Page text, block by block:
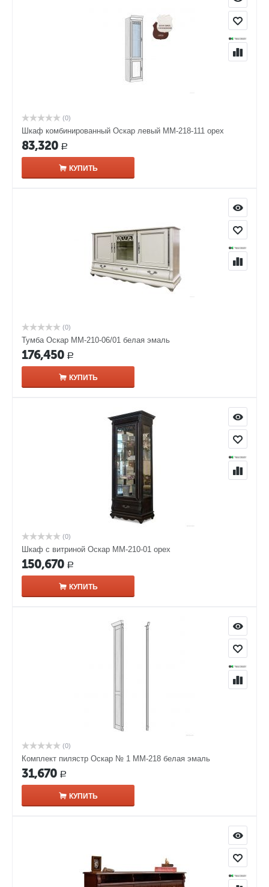
(0)
Шкаф комбинированный Оскар левый ММ-218-111 орех
83,320 Р
КУПИТЬ
(0)
Тумба Оскар ММ-210-06/01 белая эмаль
176,450 Р
КУПИТЬ
(0)
Шкаф с витриной Оскар ММ-210-01 орех
150,670 Р
КУПИТЬ
(0)
Комплект пилястр Оскар № 1 ММ-218 белая эмаль
31,670 Р
КУПИТЬ